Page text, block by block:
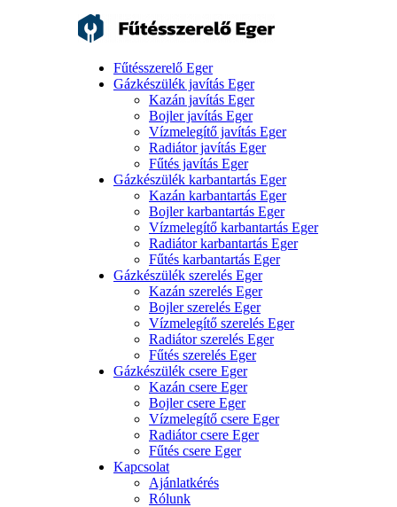
Fűtésszerelő Eger
Gázkészülék javítás Eger
Kazán javítás Eger
Bojler javítás Eger
Vízmelegítő javítás Eger
Radiátor javítás Eger
Fűtés javítás Eger
Gázkészülék karbantartás Eger
Kazán karbantartás Eger
Bojler karbantartás Eger
Vízmelegítő karbantartás Eger
Radiátor karbantartás Eger
Fűtés karbantartás Eger
Gázkészülék szerelés Eger
Kazán szerelés Eger
Bojler szerelés Eger
Vízmelegítő szerelés Eger
Radiátor szerelés Eger
Fűtés szerelés Eger
Gázkészülék csere Eger
Kazán csere Eger
Bojler csere Eger
Vízmelegítő csere Eger
Radiátor csere Eger
Fűtés csere Eger
Kapcsolat
Ajánlatkérés
Rólunk